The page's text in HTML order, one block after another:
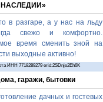
в разгаре, а у нас на льду
свежо и комфортно.
время сменить зной на
выходные активно!
ИНН 7718289279 erid:2SDnje2Eh6K
гаражи, бытовки
дачных и гостевых